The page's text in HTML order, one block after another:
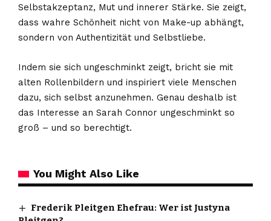
Selbstakzeptanz, Mut und innerer Stärke. Sie zeigt,
dass wahre Schönheit nicht von Make-up abhängt,
sondern von Authentizität und Selbstliebe.
Indem sie sich ungeschminkt zeigt, bricht sie mit
alten Rollenbildern und inspiriert viele Menschen
dazu, sich selbst anzunehmen. Genau deshalb ist
das Interesse an Sarah Connor ungeschminkt so
groß – und so berechtigt.
You Might Also Like
Frederik Pleitgen Ehefrau: Wer ist Justyna